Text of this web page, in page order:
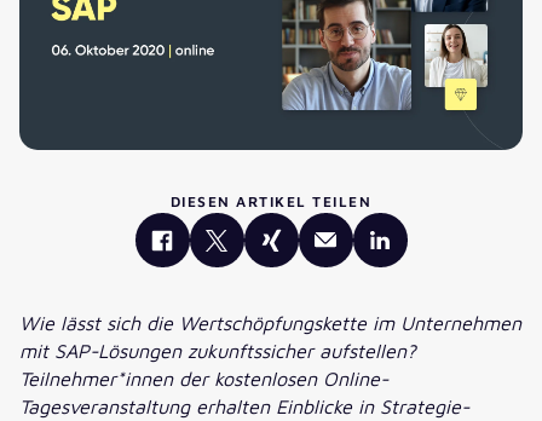
DIESEN ARTIKEL TEILEN
Wie lässt sich die Wertschöpfungskette im Unternehmen
mit SAP-Lösungen zukunftssicher aufstellen?
Teilnehmer*innen der kostenlosen Online-
Tagesveranstaltung erhalten Einblicke in Strategie-